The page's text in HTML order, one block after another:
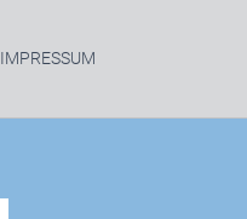
IMPRESSUM